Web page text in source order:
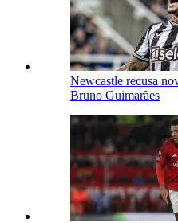
Newcastle recusa
Bruno Guimarães